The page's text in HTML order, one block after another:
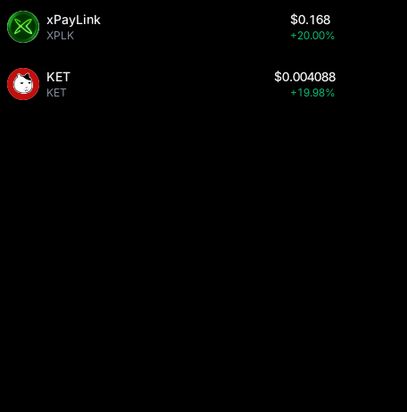
xPayLink
XPLK
$0.168
+20.00%
KET
KET
$0.004088
+19.98%